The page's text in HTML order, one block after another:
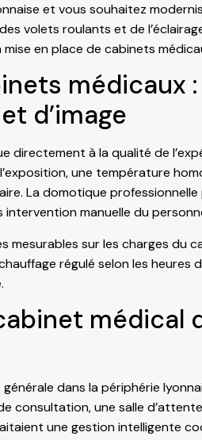
et vous souhaitez
volets roulants et de
en place de cabinets
médicaux :
d’image
directement à la qualité de
une température
La domotique
manuelle du
sur les charges du
régulé selon les heures
médical
dans la périphérie
consultation, une salle
une gestion intelligente